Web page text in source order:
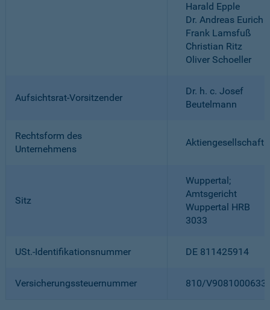
Harald Epple
Dr. Andreas Eurich
Frank Lamsfuß
Christian Ritz
Oliver Schoeller
Aufsichtsrat-Vorsitzender
Dr. h. c. Josef
Beutelmann
Rechtsform des
Unternehmens
Aktiengesellschaft
Sitz
Wuppertal;
Amtsgericht
Wuppertal HRB
3033
USt.-Identifikationsnummer DE 811425914
Versicherungssteuernummer 810/